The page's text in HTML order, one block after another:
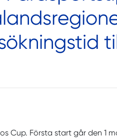
Cup. Första start går den 1